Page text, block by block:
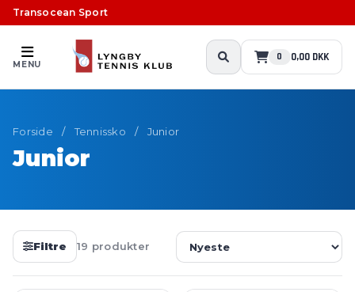
Transocean Sport
MENU
0 0,00 DKK
Forside / Tennissko / Junior
Junior
Filtre 19 produkter